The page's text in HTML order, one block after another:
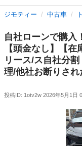
ジモティー 中古車
自社ローンで購入
【頭金なし】【
リース/ス自社分
理/他社お断りさ
投稿ID: 1otv2w 2026年5月1日